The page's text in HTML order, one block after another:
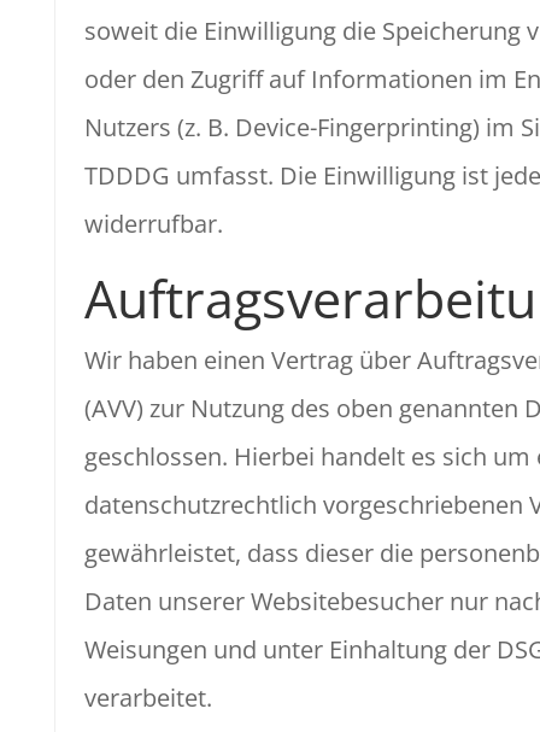
soweit die Einwilligung die Speicherung
oder den Zugriff auf Informationen im
Nutzers (z. B. Device-Fingerprinting) im
TDDDG umfasst. Die Einwilligung ist
widerrufbar.
Wir haben einen Vertrag über
(AVV) zur Nutzung des oben genannten
geschlossen. Hierbei handelt es sich um
datenschutzrechtlich vorgeschriebenen
gewährleistet, dass dieser die
Daten unserer Websitebesucher nur
Weisungen und unter Einhaltung der
verarbeitet.